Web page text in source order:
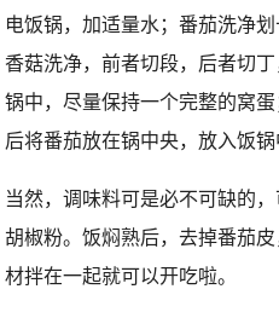
电饭锅，加适量水；番茄洗净
香菇洗净，前者切段，后者切
锅中，尽量保持一个完整的窝
后将番茄放在锅中央，放入饭锅
当然，调味料可是必不可缺的
胡椒粉。饭焖熟后，去掉番茄
材拌在一起就可以开吃啦。